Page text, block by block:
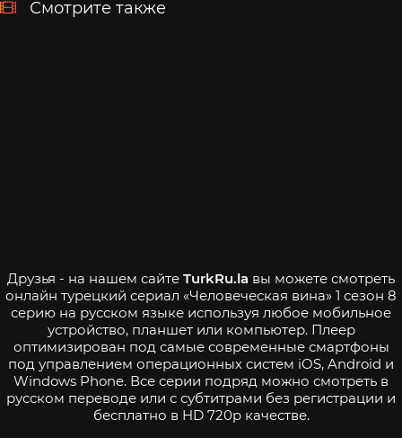
Смотрите также
Друзья - на нашем сайте TurkRu.la вы можете смотреть
онлайн турецкий сериал «Человеческая вина» 1 сезон 8
серию на русском языке используя любое мобильное
устройство, планшет или компьютер. Плеер
оптимизирован под самые современные смартфоны
под управлением операционных систем iOS, Android и
Windows Phone. Все серии подряд можно смотреть в
русском переводе или с субтитрами без регистрации и
бесплатно в HD 720p качестве.